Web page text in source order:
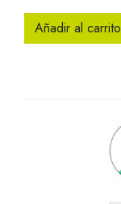
Añadir al carrito